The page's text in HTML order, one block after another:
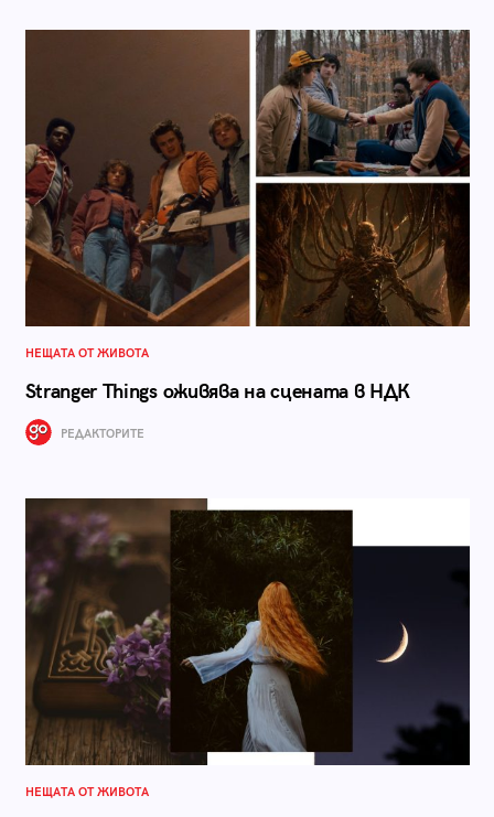
НЕЩАТА ОТ ЖИВОТА
Stranger Things оживява на сцената в НДК
РЕДАКТОРИТЕ
НЕЩАТА ОТ ЖИВОТА